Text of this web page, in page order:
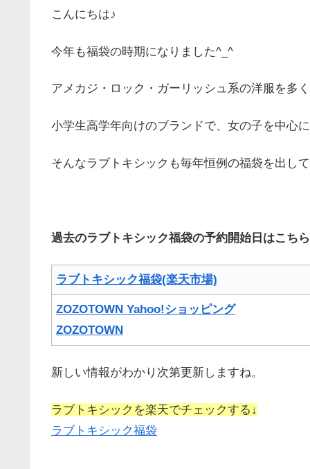
こんにちは♪
今年も福袋の時期になりました^_^
アメカジ・ロック・ガーリッシュ系の洋服を多
小学生高学年向けのブランドで、女の子を中心
そんなラブトキシックも毎年恒例の福袋を出し
過去のラブトキシック福袋の予約開始日はこち
ラブトキシック福袋(楽天市場)
ZOZOTOWN Yahoo!ショッピング
ZOZOTOWN
新しい情報がわかり次第更新しますね。
ラブトキシックを楽天でチェックする↓
ラブトキシック福袋